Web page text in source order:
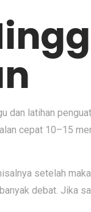
dan latihan
cepat 10–15
setelah
debat. Jika